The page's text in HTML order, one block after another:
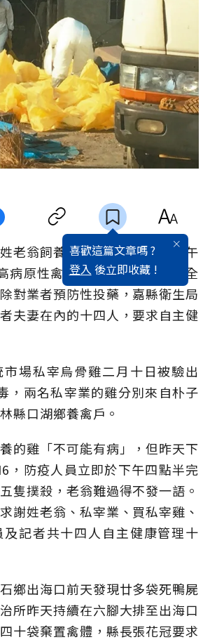
喜歡這篇文章嗎 ?
登入 後立即收藏 !
老翁飼養的烏骨雞場，昨天下午
病原性禽流感，成為全縣首個全
對業者預防性投藥，嘉縣衛生局
夫妻在內的十四人，要求自主健
場私宰烏骨雞二月十日被驗出
，兩名私宰業的雞分別來自朴子
縣口湖鄉養禽戶。
的雞「不可能有病」，但昨天下
，防疫人員立即於下午四點半完
隻撲殺，老翁難過得不發一語。
謝姓老翁、私宰業、買私宰雞、
記者共十四人自主健康管理十
鄉出海口前天發現廿多袋死鴨屍
所昨天持續在六腳大排至出海口
十袋棄置禽體，縣長張花冠要求